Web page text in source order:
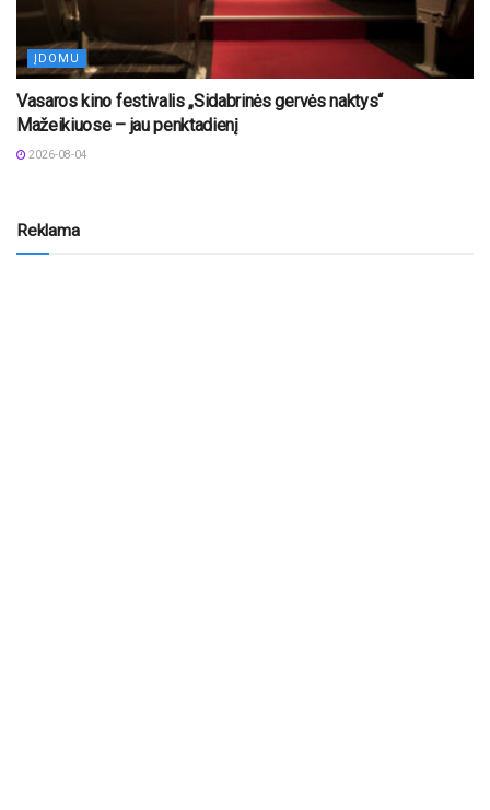
ĮDOMU
Vasaros kino festivalis „Sidabrinės gervės naktys“
Mažeikiuose – jau penktadienį
2026-08-04
Reklama